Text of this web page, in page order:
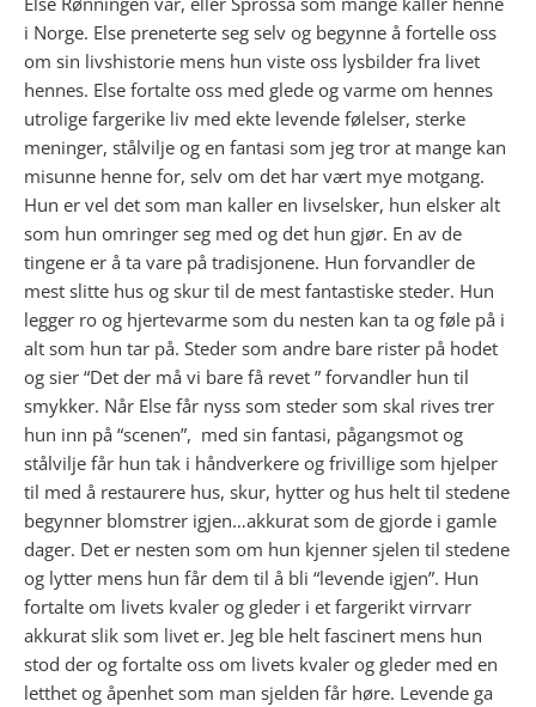
i Norge. Else preneterte seg selv og begynne å fortelle oss
om sin livshistorie mens hun viste oss lysbilder fra livet
hennes. Else fortalte oss med glede og varme om hennes
utrolige fargerike liv med ekte levende følelser, sterke
meninger, stålvilje og en fantasi som jeg tror at mange kan
misunne henne for, selv om det har vært mye motgang.
Hun er vel det som man kaller en livselsker, hun elsker alt
som hun omringer seg med og det hun gjør. En av de
tingene er å ta vare på tradisjonene. Hun forvandler de
mest slitte hus og skur til de mest fantastiske steder. Hun
legger ro og hjertevarme som du nesten kan ta og føle på i
alt som hun tar på. Steder som andre bare rister på hodet
og sier “Det der må vi bare få revet ” forvandler hun til
smykker. Når Else får nyss som steder som skal rives trer
hun inn på “scenen”, med sin fantasi, pågangsmot og
stålvilje får hun tak i håndverkere og frivillige som hjelper
til med å restaurere hus, skur, hytter og hus helt til stedene
begynner blomstrer igjen…akkurat som de gjorde i gamle
dager. Det er nesten som om hun kjenner sjelen til stedene
og lytter mens hun får dem til å bli “levende igjen”. Hun
fortalte om livets kvaler og gleder i et fargerikt virrvarr
akkurat slik som livet er. Jeg ble helt fascinert mens hun
stod der og fortalte oss om livets kvaler og gleder med en
letthet og åpenhet som man sjelden får høre. Levende ga